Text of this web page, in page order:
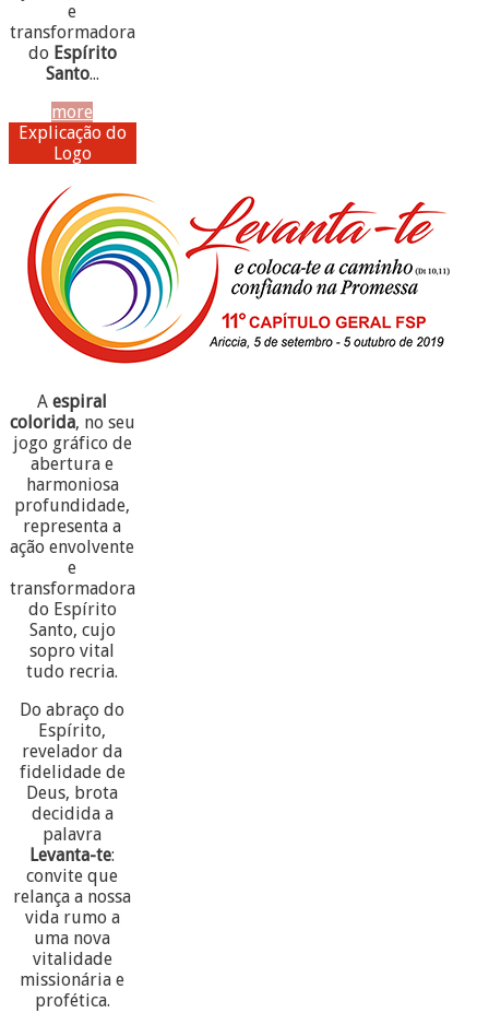
e
transformadora
do Espírito
Santo...
more
Explicação do
Logo
Aespiral
colorida, no seu
jogo gráfico de
abertura e
harmoniosa
profundidade,
representa a
ação envolvente
e
transformadora
do Espírito
Santo, cujo
sopro vital
tudo recria.
Do abraço do
Espírito,
revelador da
fidelidade de
Deus, brota
decidida a
palavra
Levanta-te:
convite que
relança a nossa
vida rumo a
uma nova
vitalidade
missionária e
profética.